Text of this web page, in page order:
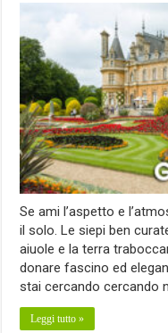
Se ami l’aspetto e
il solo. Le siepi ben
aiuole e la terra
donare fascino ed
stai cercando cercando
Leggi tutto »